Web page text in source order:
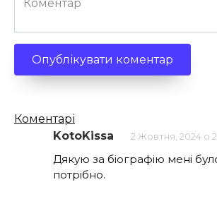
Кількість
коментарів
Коментарі
KotoKissa
2 Жовтня, 2024 о
Дякую за біографію мені
потрібно.